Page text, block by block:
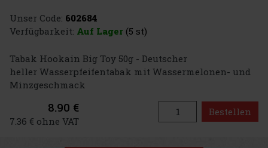
Unser Code: 602684
Verfügbarkeit: Auf Lager (5 st)
Tabak Hookain Big Toy 50g - Deutscher
heller Wasserpfeifentabak mit Wassermelonen- und
Minzgeschmack
8.90 €
7.36 € ohne VAT
Bestellen